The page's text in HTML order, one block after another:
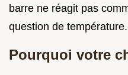
barre ne réagit pas
question de température.
Pourquoi votre